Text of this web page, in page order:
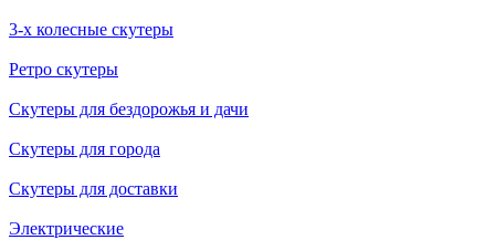
3-х колесные скутеры
Ретро скутеры
Скутеры для бездорожья и дачи
Скутеры для города
Скутеры для доставки
Электрические